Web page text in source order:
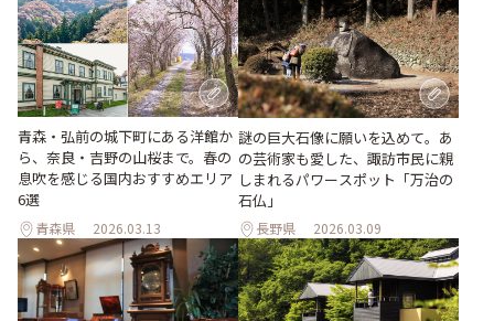
青森・弘前の城下町にある洋館か
ら、奈良・吉野の山桜まで。春の
息吹を感じる国内おすすめエリア
6選
青森県 2026.03.13
謎の巨大石像に願いを込めて。あ
の芸術家も愛した、諏訪市民に親
しまれるパワースポット「万治の
石仏」
長野県 2026.03.09